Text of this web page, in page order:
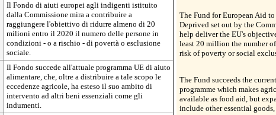
Il Fondo di aiuti europei agli indigenti istituito
dalla Commissione mira a contribuire a
raggiungere l'obiettivo di ridurre almeno di 20
milioni entro il 2020 il numero delle persone in
condizioni - o a rischio - di povertà o esclusione
sociale.
Il Fondo succede all'attuale programma UE di aiuto
alimentare, che, oltre a distribuire a tale scopo le
eccedenze agricole, ha esteso il suo ambito di
intervento ad altri beni essenziali come gli
indumenti.
The Fund for European Aid
Deprived set out by the
help deliver the EU's
least 20 million the number
risk of poverty or social
The Fund succeeds the
programme which makes
available as food aid, but
include other essential